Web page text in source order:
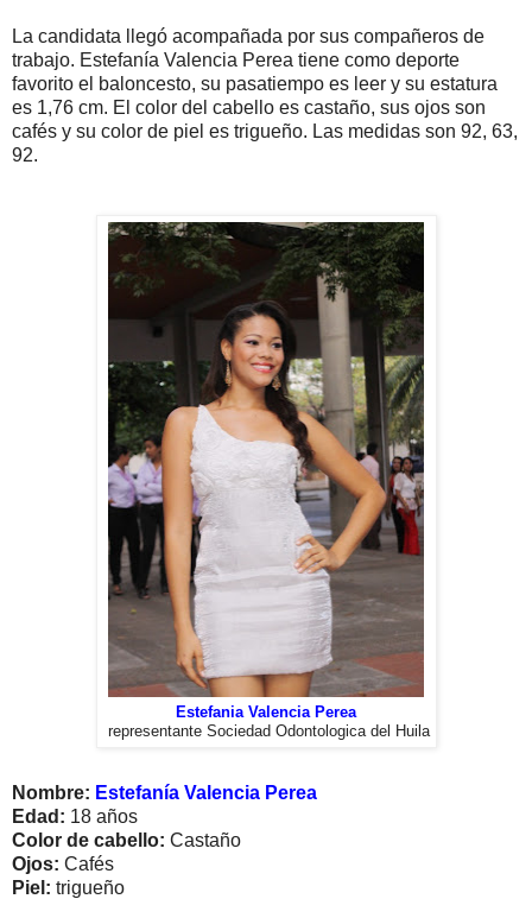
La candidata llegó acompañada por sus compañeros de
trabajo. Estefanía Valencia Perea tiene como deporte
favorito el baloncesto, su pasatiempo es leer y su estatura
es 1,76 cm. El color del cabello es castaño, sus ojos son
cafés y su color de piel es trigueño. Las medidas son 92, 63,
92.
Estefania Valencia Perea
representante Sociedad Odontologica del Huila
Nombre: Estefanía Valencia Perea
Edad: 18 años
Color de cabello: Castaño
Ojos: Cafés
Piel: trigueño